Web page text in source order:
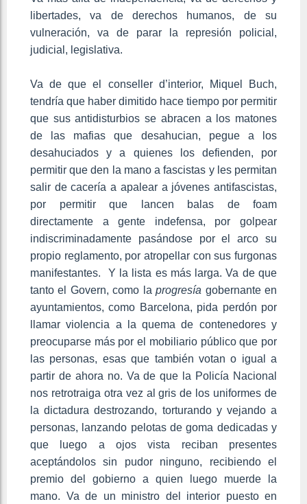
libertades, va de derechos humanos, de su
vulneración, va de parar la represión policial,
judicial, legislativa.
Va de que el conseller d’interior, Miquel Buch,
tendría que haber dimitido hace tiempo por permitir
que sus antidisturbios se abracen a los matones
de las mafias que desahucian, pegue a los
desahuciados y a quienes los defienden, por
permitir que den la mano a fascistas y les permitan
salir de cacería a apalear a jóvenes antifascistas,
por permitir que lancen balas de foam
directamente a gente indefensa, por golpear
indiscriminadamente pasándose por el arco su
propio reglamento, por atropellar con sus furgonas
manifestantes. Y la lista es más larga. Va de que
tanto el Govern, como laprogresía gobernante en
ayuntamientos, como Barcelona, pida perdón por
llamar violencia a la quema de contenedores y
preocuparse más por el mobiliario público que por
las personas, esas que también votan o igual a
partir de ahora no. Va de que la Policía Nacional
nos retrotraiga otra vez al gris de los uniformes de
la dictadura destrozando, torturando y vejando a
personas, lanzando pelotas de goma dedicadas y
que luego a ojos vista reciban presentes
aceptándolos sin pudor ninguno, recibiendo el
premio del gobierno a quien luego muerde la
mano. Va de un ministro del interior puesto en